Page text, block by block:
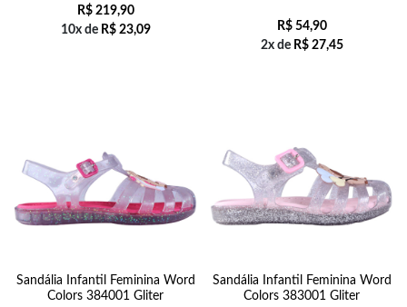
R$219,90
10x de R$23,09 R$54,90
2x de R$27,45
Sandália Infantil Feminina Word
Colors 384001 Gliter
Sandália Infantil Feminina Word
Colors 383001 Gliter